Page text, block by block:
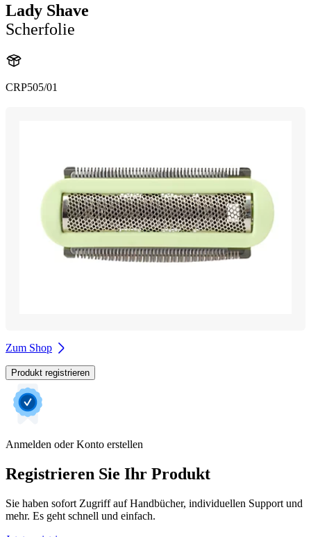
Lady Shave
Scherfolie
CRP505/01
Zum Shop
Produkt registrieren
Anmelden oder Konto erstellen
Registrieren Sie Ihr Produkt
Sie haben sofort Zugriff auf Handbücher, individuellen Support und
mehr. Es geht schnell und einfach.